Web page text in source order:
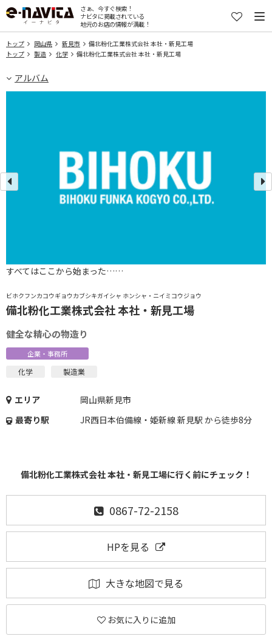
さぁ、今すぐ検索！
ナビタに掲載されている
地元のお店の情報が満載！
トップ 岡山県 新見市
備北粉化工業株式会社 本社・新見工場
トップ
製造 化学 備北粉化工業株式会社 本社・新見工場
アルバム
ビホクフンカコウギョウカブシキガイシャ ホンシャ・ニイミコウジョウ
備北粉化工業株式会社 本社・新見工場
健全な精心の物造り
企業・事務所
化学 製造業
エリア
岡山県新見市
最寄り駅
JR西日本伯備線・姫新線 新見駅 から徒歩8分
備北粉化工業株式会社 本社・新見工場に行く前にチェック！
0867-72-2158
HPを見る
大きな地図で見る
お気に入りに追加
すべてはここから始まった……